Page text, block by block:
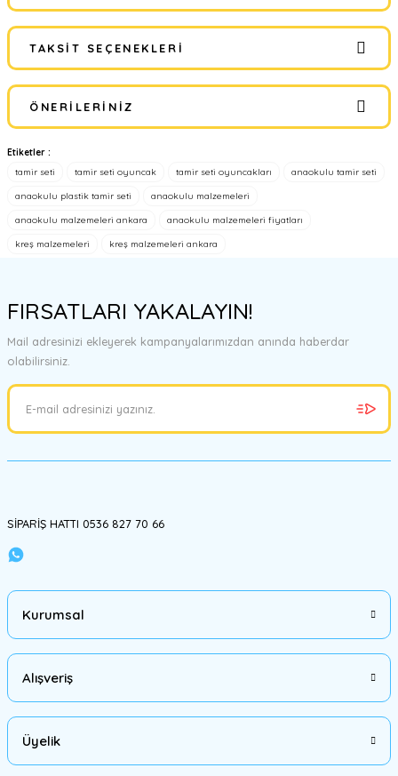
Bu ürüne ilk yorumu siz yapın!
Yorum Yaz
TAKSIT SEÇENEKLERI
ÖNERILERINIZ
Bu ürünün fiyat bilgisi, resim, ürün açıklamalarında ve diğer
konularda yetersiz gördüğünüz noktaları öneri formunu kullanarak
tarafımıza iletebilirsiniz.
Ürün bilgilerinde hatalar bulunuyor.
Bu ürüne benzer farklı alternatifler olmalı.
Etiketler :
tamir seti
tamir seti oyuncak tamir seti oyuncakları anaokulu tamir seti
anaokulu plastik tamir seti anaokulu malzemeleri
anaokulu malzemeleri ankara anaokulu malzemeleri fiyatları
kreş malzemeleri kreş malzemeleri ankara
FIRSATLARI YAKALAYIN!
Mail adresinizi ekleyerek kampanyalarımızdan anında haberdar
olabilirsiniz.
SİPARİŞ HATTI 0536 827 70 66
Kurumsal
Alışveriş
Üyelik